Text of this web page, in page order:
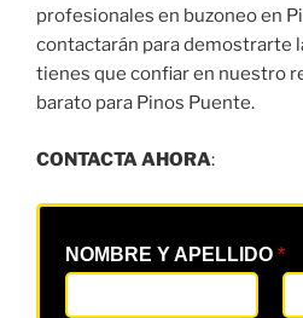
profesionales en buzoneo en
contactarán para demostrarte
tienes que confiar en nuestro
barato para Pinos Puente.
CONTACTA AHORA:
NOMBRE Y APELLIDO *